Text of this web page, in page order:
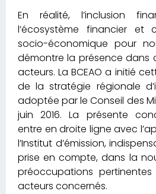
En réalité, l’inclusion
l’écosystème financier et
socio-économique pour
démontre la présence dans
acteurs. La BCEAO a initié
de la stratégie régionale
adoptée par le Conseil des
juin 2016. La présente
entre en droite ligne avec
l’Institut d’émission,
prise en compte, dans la
préoccupations pertinentes
acteurs concernés.